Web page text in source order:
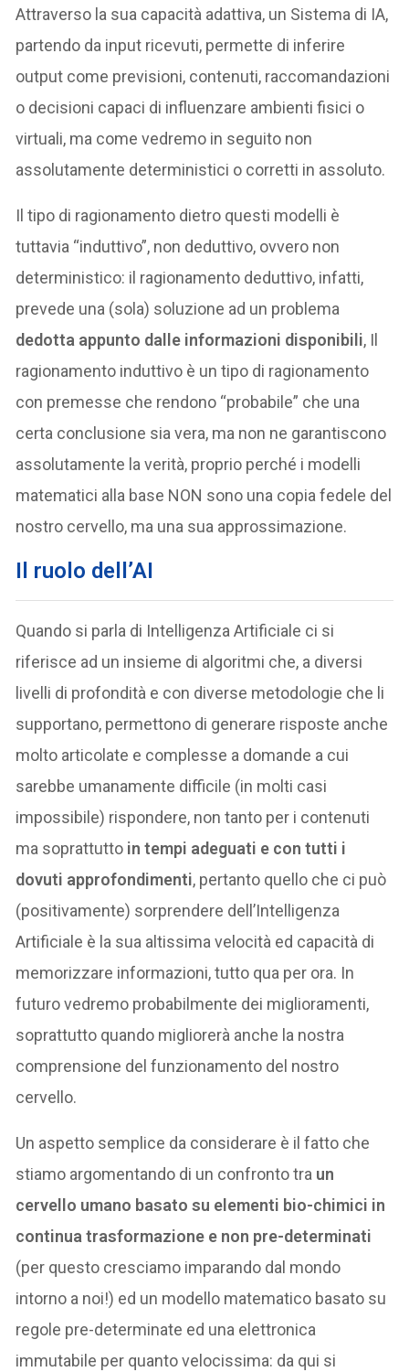
Attraverso la sua capacità adattiva, un Sistema di IA,
partendo da input ricevuti, permette di inferire
output come previsioni, contenuti, raccomandazioni
o decisioni capaci di influenzare ambienti fisici o
virtuali, ma come vedremo in seguito non
assolutamente deterministici o corretti in assoluto.
Il tipo di ragionamento dietro questi modelli è
tuttavia “induttivo”, non deduttivo, ovvero non
deterministico: il ragionamento deduttivo, infatti,
prevede una (sola) soluzione ad un problema
dedotta appunto dalle informazioni disponibili, Il
ragionamento induttivo è un tipo di ragionamento
con premesse che rendono “probabile” che una
certa conclusione sia vera, ma non ne garantiscono
assolutamente la verità, proprio perché i modelli
matematici alla base NON sono una copia fedele del
nostro cervello, ma una sua approssimazione.
Il ruolo dell’AI
Quando si parla di Intelligenza Artificiale ci si
riferisce ad un insieme di algoritmi che, a diversi
livelli di profondità e con diverse metodologie che li
supportano, permettono di generare risposte anche
molto articolate e complesse a domande a cui
sarebbe umanamente difficile (in molti casi
impossibile) rispondere, non tanto per i contenuti
ma soprattutto in tempi adeguati e con tutti i
dovuti approfondimenti, pertanto quello che ci può
(positivamente) sorprendere dell’Intelligenza
Artificiale è la sua altissima velocità ed capacità di
memorizzare informazioni, tutto qua per ora. In
futuro vedremo probabilmente dei miglioramenti,
soprattutto quando migliorerà anche la nostra
comprensione del funzionamento del nostro
cervello.
Un aspetto semplice da considerare è il fatto che
stiamo argomentando di un confronto tra un
cervello umano basato su elementi bio-chimici in
continua trasformazione e non pre-determinati
(per questo cresciamo imparando dal mondo
intorno a noi!) ed un modello matematico basato su
regole pre-determinate ed una elettronica
immutabile per quanto velocissima: da qui si